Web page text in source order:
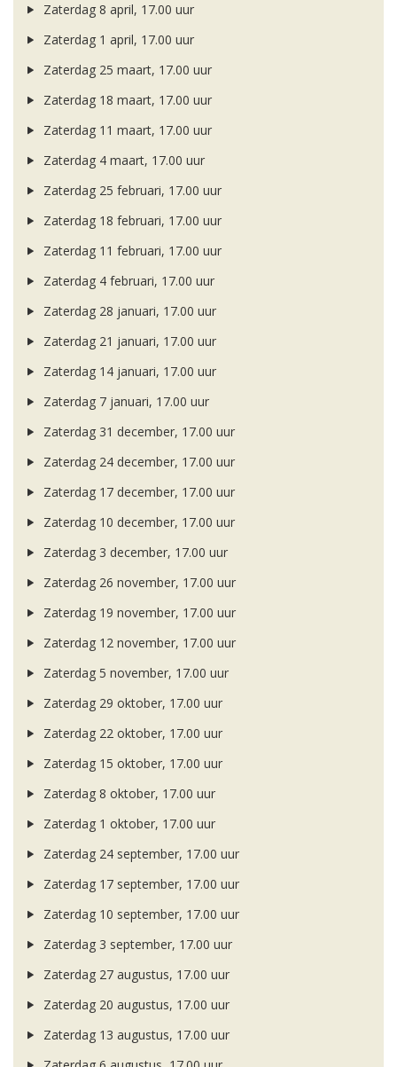
Zaterdag 8 april, 17.00 uur
Zaterdag 1 april, 17.00 uur
Zaterdag 25 maart, 17.00 uur
Zaterdag 18 maart, 17.00 uur
Zaterdag 11 maart, 17.00 uur
Zaterdag 4 maart, 17.00 uur
Zaterdag 25 februari, 17.00 uur
Zaterdag 18 februari, 17.00 uur
Zaterdag 11 februari, 17.00 uur
Zaterdag 4 februari, 17.00 uur
Zaterdag 28 januari, 17.00 uur
Zaterdag 21 januari, 17.00 uur
Zaterdag 14 januari, 17.00 uur
Zaterdag 7 januari, 17.00 uur
Zaterdag 31 december, 17.00 uur
Zaterdag 24 december, 17.00 uur
Zaterdag 17 december, 17.00 uur
Zaterdag 10 december, 17.00 uur
Zaterdag 3 december, 17.00 uur
Zaterdag 26 november, 17.00 uur
Zaterdag 19 november, 17.00 uur
Zaterdag 12 november, 17.00 uur
Zaterdag 5 november, 17.00 uur
Zaterdag 29 oktober, 17.00 uur
Zaterdag 22 oktober, 17.00 uur
Zaterdag 15 oktober, 17.00 uur
Zaterdag 8 oktober, 17.00 uur
Zaterdag 1 oktober, 17.00 uur
Zaterdag 24 september, 17.00 uur
Zaterdag 17 september, 17.00 uur
Zaterdag 10 september, 17.00 uur
Zaterdag 3 september, 17.00 uur
Zaterdag 27 augustus, 17.00 uur
Zaterdag 20 augustus, 17.00 uur
Zaterdag 13 augustus, 17.00 uur